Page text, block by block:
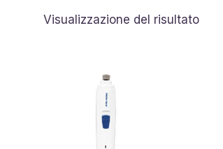
Visualizzazione del risultato